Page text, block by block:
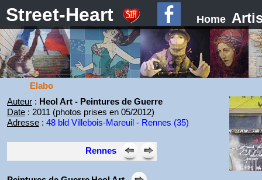
Street-Heart Home
Elabo
Auteur: Heol Art - Peintures de Guerre
Date: 2011 (photos prises en 05/2012)
Adresse: 48 bld Villebois-Mareuil - Rennes (35)
Rennes